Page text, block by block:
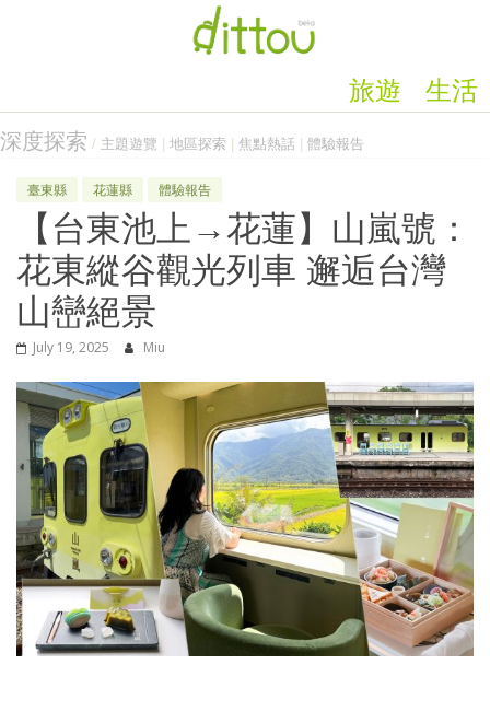
生活
旅遊
深度探索 / 主題遊覽 地區探索 焦點熱話 體驗報告
臺東縣 花蓮縣 體驗報告
【台東池上→花蓮】山嵐號：
花東縱谷觀光列車 邂逅台灣
山巒絕景
July 19, 2025 Miu